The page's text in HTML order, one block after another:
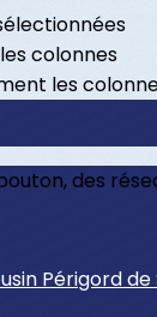
colonnes
les
des